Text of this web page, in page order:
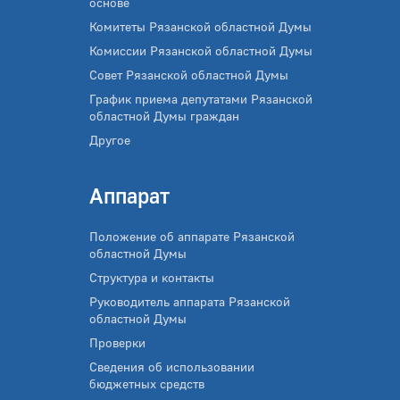
Комитеты Рязанской областной Думы
Комиссии Рязанской областной Думы
Совет Рязанской областной Думы
График приема депутатами Рязанской
областной Думы граждан
Другое
Аппарат
Положение об аппарате Рязанской
областной Думы
Структура и контакты
Руководитель аппарата Рязанской
областной Думы
Проверки
Сведения об использовании
бюджетных средств